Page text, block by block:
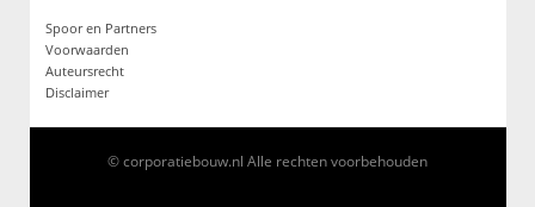
Spoor en Partners
Voorwaarden
Auteursrecht
Disclaimer
© corporatiebouw.nl Alle rechten voorbehouden